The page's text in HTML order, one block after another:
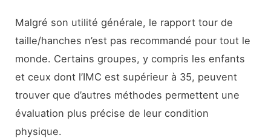
Malgré son utilité générale, le rapport tour de
taille/hanches n’est pas recommandé pour tout le
monde. Certains groupes, y compris les enfants
et ceux dont l’IMC est supérieur à 35, peuvent
trouver que d’autres méthodes permettent une
évaluation plus précise de leur condition
physique.